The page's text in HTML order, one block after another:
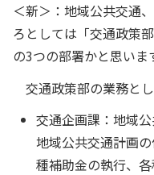
＜新＞：地域公共交通
ろとしては「交通政策
の3つの部署かと思いま
交通政策部の業務とし
交通企画課：地域
地域公共交通計画
種補助金の執行、